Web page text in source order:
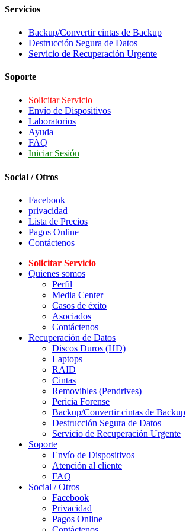
Servicios
Backup/Convertir cintas de Backup
Destrucción Segura de Datos
Servicio de Recuperación Urgente
Soporte
Solicitar Servicio
Envío de Dispositivos
Laboratorios
Ayuda
FAQ
Iniciar Sesión
Social / Otros
Facebook
privacidad
Lista de Precios
Pagos Online
Contáctenos
Solicitar Servicio
Quienes somos
Perfil
Media Center
Casos de éxito
Asociados
Contáctenos
Recuperación de Datos
Discos Duros (HD)
Laptops
RAID
Cintas
Removibles (Pendrives)
Pericia Forense
Backup/Convertir cintas de Backup
Destrucción Segura de Datos
Servicio de Recuperación Urgente
Soporte
Envío de Dispositivos
Atención al cliente
FAQ
Social / Otros
Facebook
Privacidad
Pagos Online